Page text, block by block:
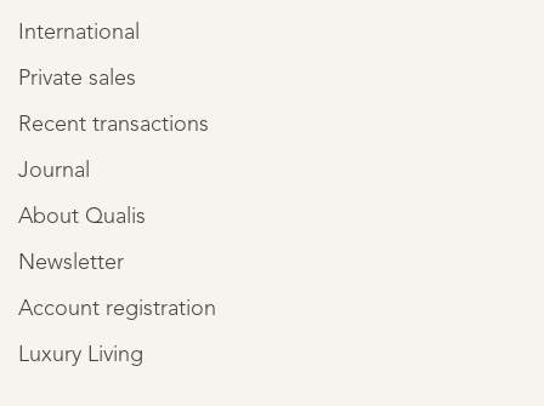
International
Private sales
Recent transactions
Journal
About Qualis
Newsletter
Account registration
Luxury Living